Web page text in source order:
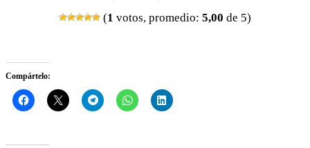
(1 votos, promedio: 5,00 de 5)
Compártelo: